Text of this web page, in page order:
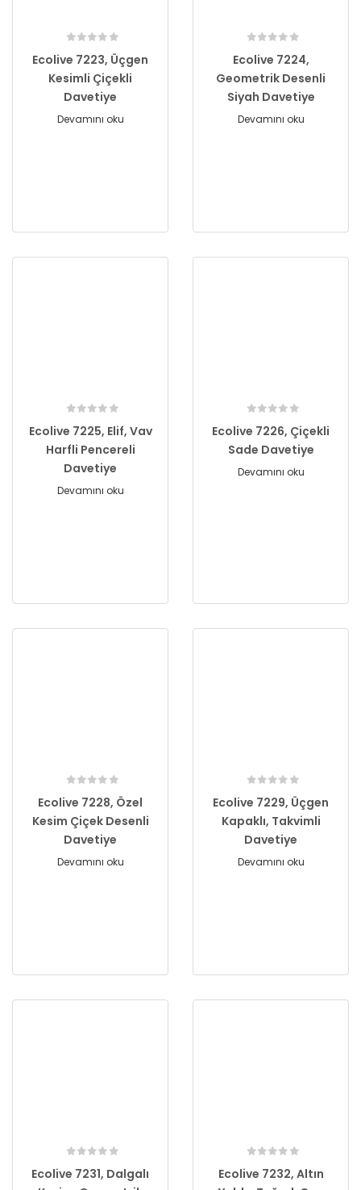
Ecolive 7223, Üçgen
Kesimli Çiçekli
Davetiye
Devamını oku
Ecolive 7224,
Geometrik Desenli
Siyah Davetiye
Devamını oku
Ecolive 7225, Elif, Vav
Harfli Pencereli
Davetiye
Devamını oku
Ecolive 7226, Çiçekli
Sade Davetiye
Devamını oku
Ecolive 7228, Özel
Kesim Çiçek Desenli
Davetiye
Devamını oku
Ecolive 7229, Üçgen
Kapaklı, Takvimli
Davetiye
Devamını oku
Ecolive 7231, Dalgalı
Ecolive 7232, Altın